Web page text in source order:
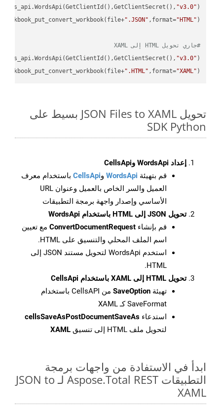
"v3.0" )
".JSON" ,format="HTML"
#جاري تحويل HTML إلى XAML
"v3.0" )
".HTML" ,format="XAML" )
تحويل JSON Files to XAML بسيط على
SDK Python
إعداد WordsApi وCellsApi
قم بتهيئة WordsApi وCellsApi باستخدام معرف
العميل والسر الخاص بالعميل وعنوان URL
الأساسي وإصدار واجهة برمجة التطبيقات
تحويل JSON إلى HTML باستخدام WordsApi
قم بإنشاء ConvertDocumentRequest مع تعيين
اسم الملف المحلي والتنسيق على HTML.
استخدم WordsApi لتحويل مستند JSON إلى
HTML.
تحويل HTML إلى XAML باستخدام CellsApi
تهيئة SaveOption
من CellsAPI باستخدام
SaveFormat كـ XAML
استدعاء cellsSaveAsPostDocumentSaveAs
لتحويل ملف HTML إلى تنسيق
XAML
ابدأ في الاستفادة من واجهات برمجة
التطبيقات Aspose.Total REST لـ JSON to
XAML